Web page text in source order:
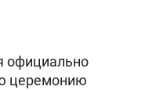
официально
церемонию